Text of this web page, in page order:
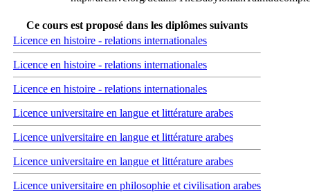
Ce cours est proposé dans les diplômes suivants
Licence en histoire - relations internationales
Licence en histoire - relations internationales
Licence en histoire - relations internationales
Licence universitaire en langue et littérature arabes
Licence universitaire en langue et littérature arabes
Licence universitaire en langue et littérature arabes
Licence universitaire en philosophie et civilisation arabes